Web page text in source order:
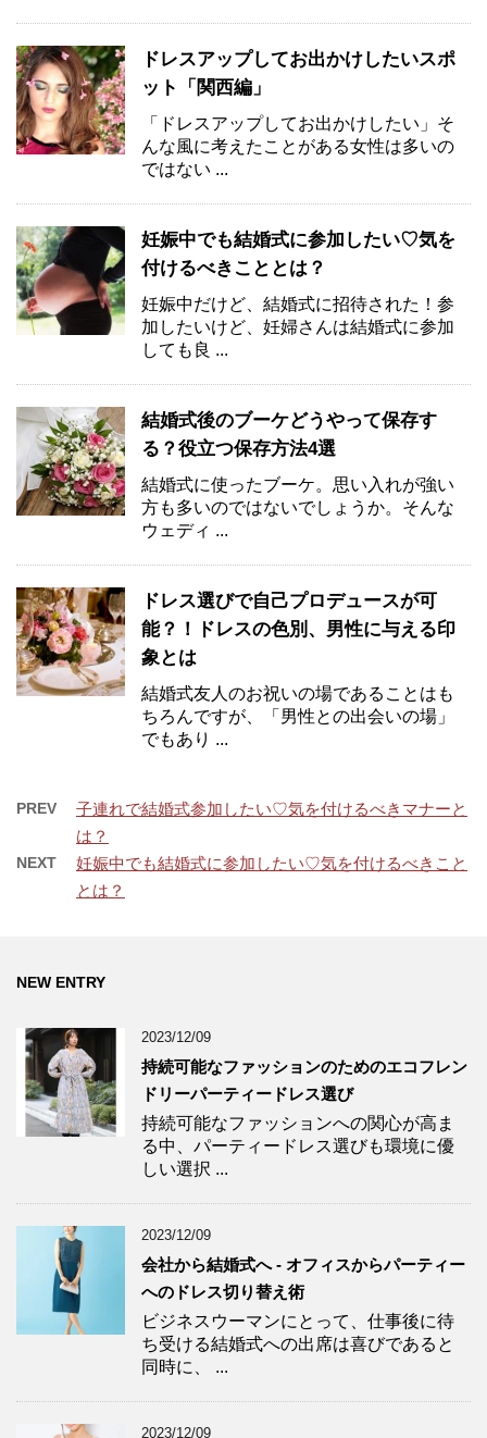
ドレスアップしてお出かけしたいスポ
ット「関西編」
「ドレスアップしてお出かけしたい」そ
んな風に考えたことがある女性は多いの
ではない ...
妊娠中でも結婚式に参加したい♡気を
付けるべきこととは？
妊娠中だけど、結婚式に招待された！参
加したいけど、妊婦さんは結婚式に参加
しても良 ...
結婚式後のブーケどうやって保存す
る？役立つ保存方法4選
結婚式に使ったブーケ。思い入れが強い
方も多いのではないでしょうか。そんな
ウェディ ...
ドレス選びで自己プロデュースが可
能？！ドレスの色別、男性に与える印
象とは
結婚式友人のお祝いの場であることはも
ちろんですが、「男性との出会いの場」
でもあり ...
PREV
子連れで結婚式参加したい♡気を付けるべきマナーと
は？
NEXT
妊娠中でも結婚式に参加したい♡気を付けるべきこと
とは？
NEW ENTRY
2023/12/09
持続可能なファッションのためのエコフレン
ドリーパーティードレス選び
持続可能なファッションへの関心が高ま
る中、パーティードレス選びも環境に優
しい選択 ...
2023/12/09
会社から結婚式へ - オフィスからパーティー
へのドレス切り替え術
ビジネスウーマンにとって、仕事後に待
ち受ける結婚式への出席は喜びであると
同時に、 ...
2023/12/09